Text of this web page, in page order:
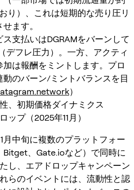
り）、これは短期的な売り圧リ
ます。
ス支払いはDGRAMをバーンして
デフレ圧力）。一方、アクティ
は報酬をミントします。プロ
動のバーン/ミントバランスを目
）
、初期価格ダイナミクス
ップ（2025年11月）
月中旬に複数のプラットフォー
Bitget、Gate.ioなど）で同時に
し、エアドロップキャンペーン
らのイベントには、流動性と認